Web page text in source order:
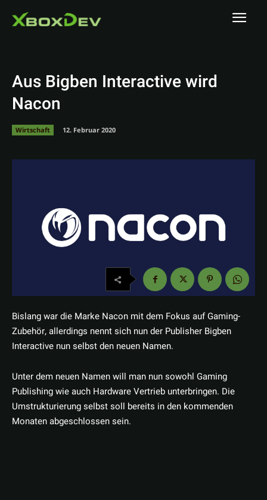
Aus Bigben Interactive wird
Nacon
Wirtschaft 12. Februar 2020
Bislang war die Marke Nacon mit dem Fokus auf Gaming-
Zubehör, allerdings nennt sich nun der Publisher Bigben
Interactive nun selbst den neuen Namen.
Unter dem neuen Namen will man nun sowohl Gaming
Publishing wie auch Hardware Vertrieb unterbringen. Die
Umstrukturierung selbst soll bereits in den kommenden
Monaten abgeschlossen sein.